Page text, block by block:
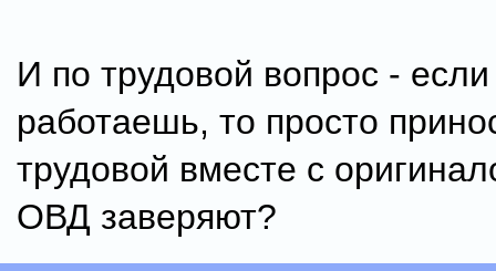
И по трудовой вопрос -
работаешь, то просто
трудовой вместе с
ОВД заверяют?